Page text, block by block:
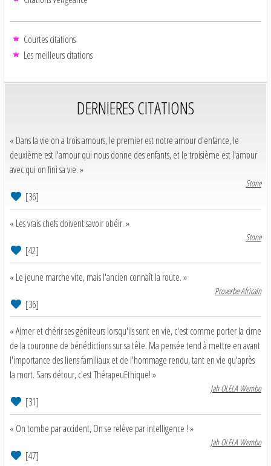
Courtes citations
Les meilleurs citations
DERNIERES CITATIONS
« Dans la vie on a trois amours, le premier est notre amour d'enfance, le
deuxième est l'amour qui nous donne des enfants, et le troisième est l'amour
avec qui on fini sa vie. »
Stone
[36]
« Les vrais chefs doivent savoir obéir. »
Stone
[42]
« Le jeune marche vite, mais l'ancien connaît la route. »
Proverbe Africain
[36]
« Aimer et chérir ses géniteurs lorsqu'ils sont en vie, c'est comme porter la cime
de la couronne de bénédictions sur sa tête. Ma pensée tend à mettre en avant
l'importance des liens familiaux et de l'hommage rendu, tant en vie qu'après
la mort. Sans détour, c'est ThérapeuEthique! »
Jah OLELA Wembo
[31]
« On tombe par accident, On se relève par intelligence ! »
Jah OLELA Wembo
[47]